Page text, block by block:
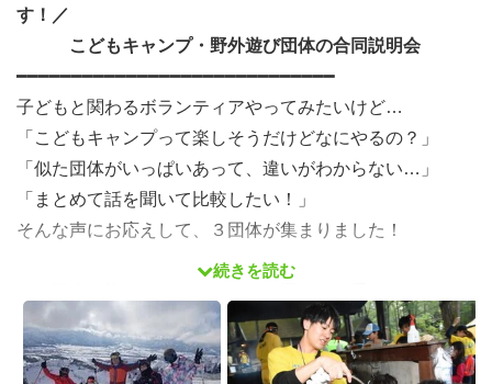
す！／
こどもキャンプ・野外遊び団体の合同説明会
━━━━━━━━━━━━━━━━━━━━━━━━━━━━━
子どもと関わるボランティアやってみたいけど…
「こどもキャンプって楽しそうだけどなにやるの？」
「似た団体がいっぱいあって、違いがわからない…」
「まとめて話を聞いて比較したい！」
そんな声にお応えして、３団体が集まりました！
ばと思います。
続きを読む